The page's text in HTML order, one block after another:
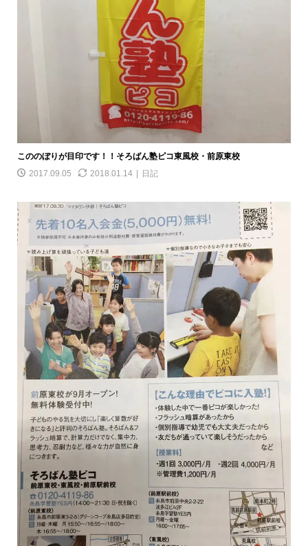
こののぼりが目印です！！そろばん塾ピコ東風校・前原東校
2017.09.05
2018.01.14 日記